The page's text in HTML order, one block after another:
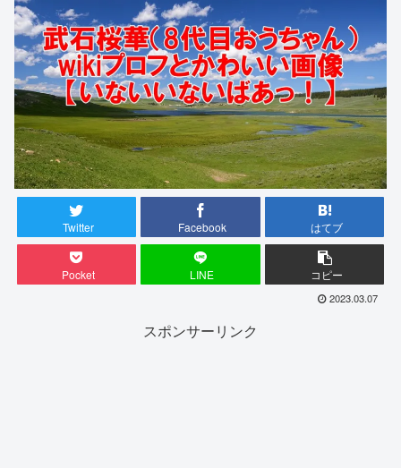
Twitter Facebook はてブ
Pocket LINE コピー
2023.03.07
スポンサーリンク